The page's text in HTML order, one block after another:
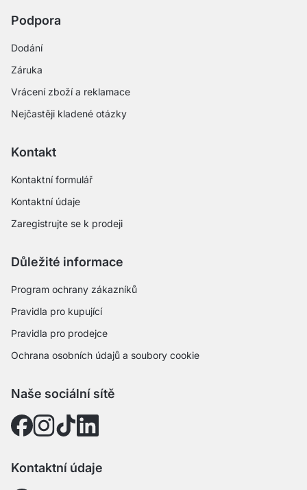
Podpora
Dodání
Záruka
Vrácení zboží a reklamace
Nejčastěji kladené otázky
Kontakt
Kontaktní formulář
Kontaktní údaje
Zaregistrujte se k prodeji
Důležité informace
Program ochrany zákazníků
Pravidla pro kupující
Pravidla pro prodejce
Ochrana osobních údajů a soubory cookie
Naše sociální sítě
Kontaktní údaje